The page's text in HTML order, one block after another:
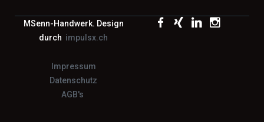
MSenn-Handwerk. Design
durch impulsx.ch
Impressum
Datenschutz
AGB's